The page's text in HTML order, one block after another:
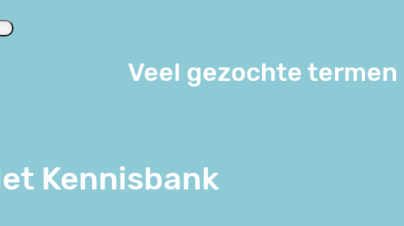
Veel gezochte termen
Kennisbank